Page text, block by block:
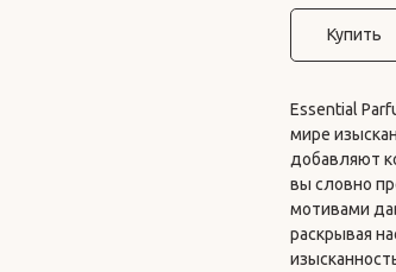
Купить
Essential
мире
добавляют
вы словно
мотивами
раскрывая